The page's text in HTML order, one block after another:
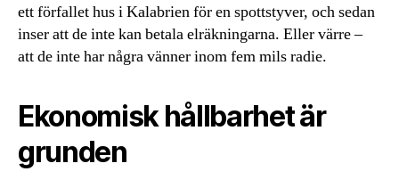
ett förfallet hus i Kalabrien för en spottstyver, och sedan
inser att de inte kan betala elräkningarna. Eller värre –
att de inte har några vänner inom fem mils radie.
Ekonomisk hållbarhet är
grunden